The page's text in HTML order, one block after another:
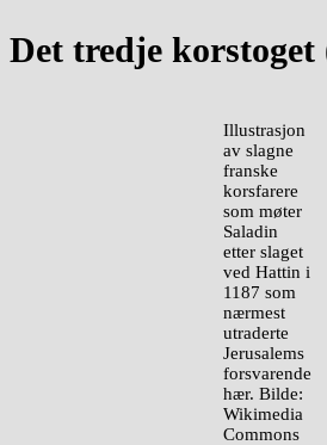
Det tredje korstoget
Illustrasjon
av slagne
franske
korsfarere
som møter
Saladin
etter slaget
ved Hattin i
1187 som
nærmest
utraderte
Jerusalems
forsvarende
hær. Bilde:
Wikimedia
Commons